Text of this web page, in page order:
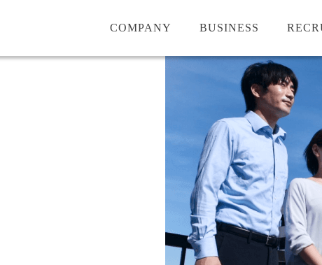
COMPANY BUSINESS